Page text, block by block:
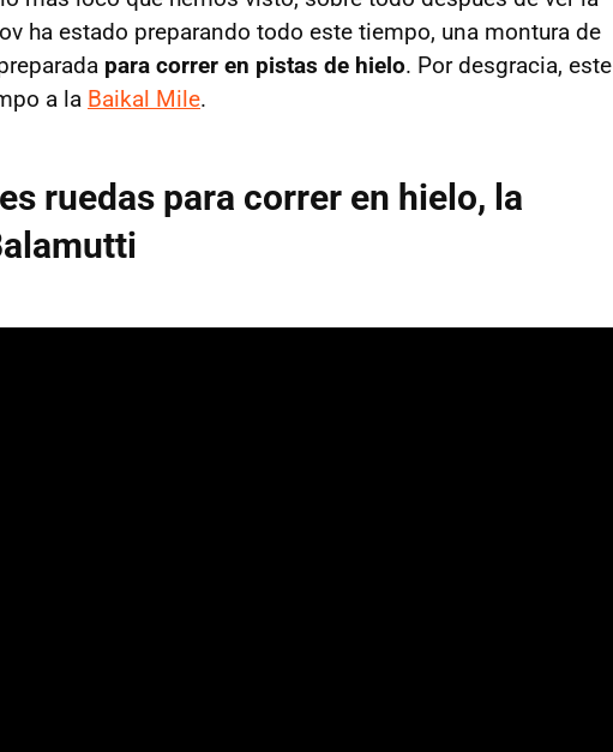
ha estado preparando todo este tiempo, una montura de
para correr en pistas de hielo. Por desgracia, este
a la Baikal Mile.
ruedas para correr en hielo, la